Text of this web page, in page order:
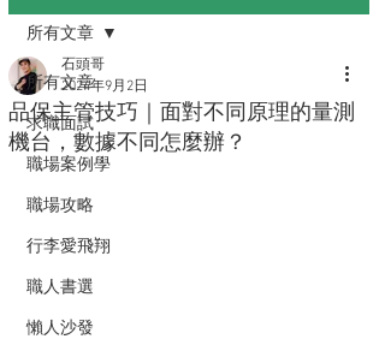
所有文章
求職面試
職場案例學
職場攻略
行李愛飛翔
職人書選
懶人沙發
所有文章
品保主管技巧｜面對不同原理的量測
機台，數據不同怎麼辦？
石頭哥
2024年9月2日